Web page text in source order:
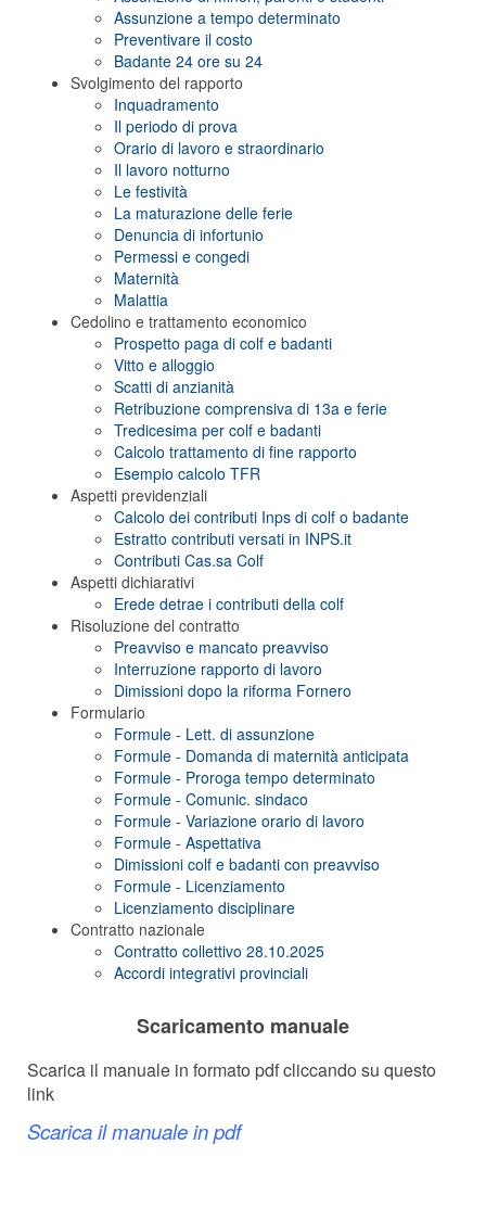
Assunzione a tempo determinato
Preventivare il costo
Badante 24 ore su 24
Svolgimento del rapporto
Inquadramento
Il periodo di prova
Orario di lavoro e straordinario
Il lavoro notturno
Le festività
La maturazione delle ferie
Denuncia di infortunio
Permessi e congedi
Maternità
Malattia
Cedolino e trattamento economico
Prospetto paga di colf e badanti
Vitto e alloggio
Scatti di anzianità
Retribuzione comprensiva di 13a e ferie
Tredicesima per colf e badanti
Calcolo trattamento di fine rapporto
Esempio calcolo TFR
Aspetti previdenziali
Calcolo dei contributi Inps di colf o badante
Estratto contributi versati in INPS.it
Contributi Cas.sa Colf
Aspetti dichiarativi
Erede detrae i contributi della colf
Risoluzione del contratto
Preavviso e mancato preavviso
Interruzione rapporto di lavoro
Dimissioni dopo la riforma Fornero
Formulario
Formule - Lett. di assunzione
Formule - Domanda di maternità anticipata
Formule - Proroga tempo determinato
Formule - Comunic. sindaco
Formule - Variazione orario di lavoro
Formule - Aspettativa
Dimissioni colf e badanti con preavviso
Formule - Licenziamento
Licenziamento disciplinare
Contratto nazionale
Contratto collettivo 28.10.2025
Accordi integrativi provinciali
Scaricamento manuale
Scarica il manuale in formato pdf cliccando su questo
link
Scarica il manuale in pdf